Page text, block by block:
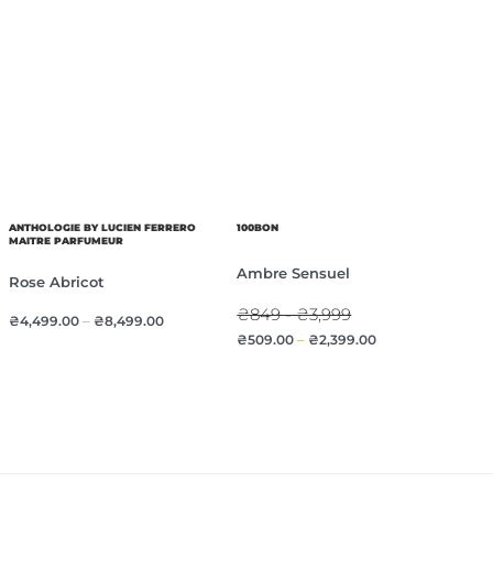
ANTHOLOGIE BY LUCIEN FERRERO
MAITRE PARFUMEUR
Rose Abricot
₴4,499.00– ₴8,499.00
100BON
Ambre Sensuel
₴849 - ₴3,999
₴509.00 – ₴2,399.00